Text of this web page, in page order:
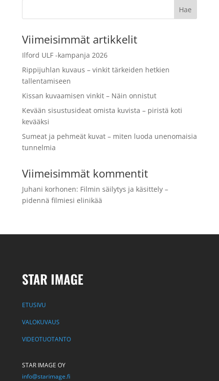
Viimeisimmät artikkelit
Ilford ULF -kampanja 2026
Rippijuhlan kuvaus – vinkit tärkeiden hetkien
tallentamiseen
Kissan kuvaamisen vinkit – Näin onnistut
Kevään sisustusideat omista kuvista – piristä koti
kevääksi
Sumeat ja pehmeät kuvat – miten luoda unenomaisia
tunnelmia
Viimeisimmät kommentit
Juhani korhonen: Filmin säilytys ja käsittely –
pidennä filmiesi elinikää
STAR IMAGE
ETUSIVU
VALOKUVAUS
VIDEOTUOTANTO
STAR IMAGE OY
info@starimage.fi